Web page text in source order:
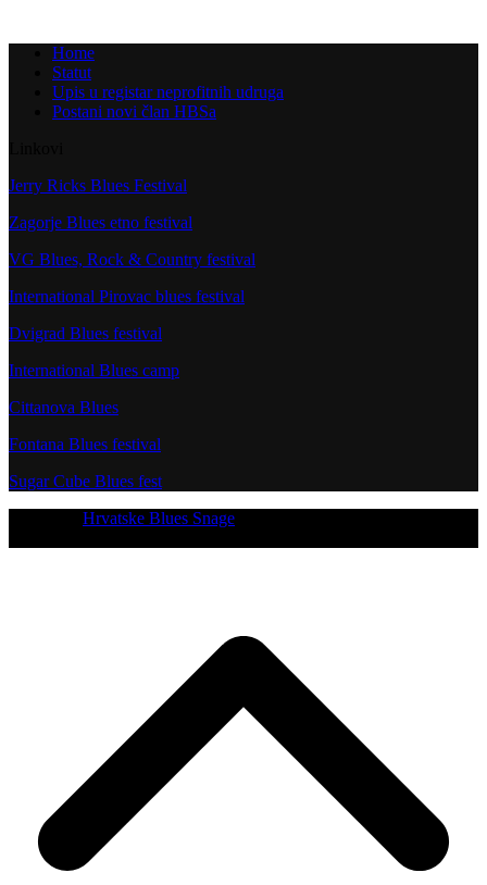
Home
Statut
Upis u registar neprofitnih udruga
Postani novi član HBSa
Jerry Ricks Blues Festival
Zagorje Blues etno festival
VG Blues, Rock & Country festival
International Pirovac blues festival
Dvigrad Blues festival
International Blues camp
Cittanova Blues
Fontana Blues festival
Sugar Cube Blues fest
Hrvatske Blues Snage